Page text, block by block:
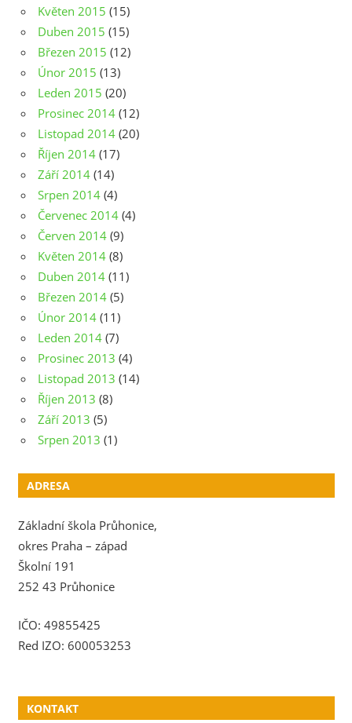
Květen 2015 (15)
Duben 2015 (15)
Březen 2015 (12)
Únor 2015 (13)
Leden 2015 (20)
Prosinec 2014 (12)
Listopad 2014 (20)
Říjen 2014 (17)
Září 2014 (14)
Srpen 2014 (4)
Červenec 2014 (4)
Červen 2014 (9)
Květen 2014 (8)
Duben 2014 (11)
Březen 2014 (5)
Únor 2014 (11)
Leden 2014 (7)
Prosinec 2013 (4)
Listopad 2013 (14)
Říjen 2013 (8)
Září 2013 (5)
Srpen 2013 (1)
ADRESA
Základní škola Průhonice,
okres Praha – západ
Školní 191
252 43 Průhonice
IČO: 49855425
Red IZO: 600053253
KONTAKT